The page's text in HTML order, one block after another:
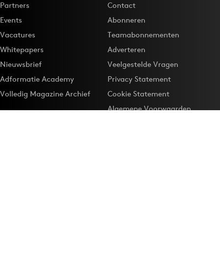
Partners
Events
Vacatures
Whitepapers
Nieuwsbrief
Adformatie Academy
Volledig Magazine Archief
Contact
Abonneren
Teamabonnementen
Adverteren
Veelgestelde Vragen
Privacy Statement
Cookie Statement
Algemene Voorwaarden